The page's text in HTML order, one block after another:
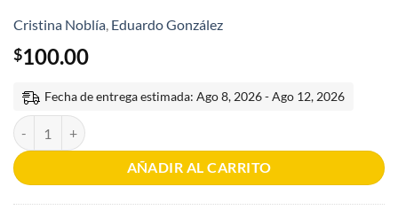
Cristina Noblía, Eduardo González
$100.00
Fecha de entrega estimada: Ago 8, 2026 - Ago 12, 2026
Diagnóstico y tratamiento del cáncer de mama 1era edición cantidad
AÑADIR AL CARRITO